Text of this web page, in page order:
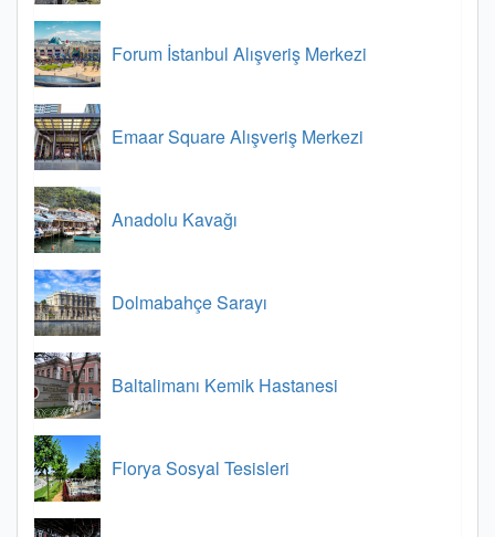
Forum İstanbul Alışveriş Merkezi
Emaar Square Alışveriş Merkezi
Anadolu Kavağı
Dolmabahçe Sarayı
Baltalimanı Kemik Hastanesi
Florya Sosyal Tesisleri